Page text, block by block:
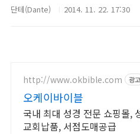
단테(Dante) 2014. 11. 22. 17:30
http://www.okbible.com 광고
오케이바이블
국내 최대 성경 전문 쇼핑몰,
교회납품, 서점도매공급